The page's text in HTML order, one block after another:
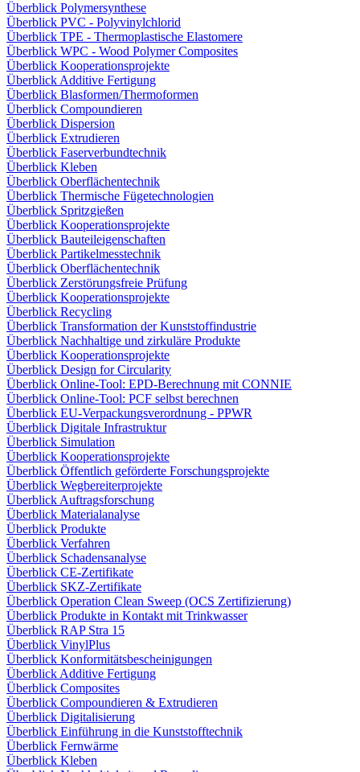
Überblick Polymersynthese
Überblick PVC - Polyvinylchlorid
Überblick TPE - Thermoplastische Elastomere
Überblick WPC - Wood Polymer Composites
Überblick Kooperationsprojekte
Überblick Additive Fertigung
Überblick Blasformen/Thermoformen
Überblick Compoundieren
Überblick Dispersion
Überblick Extrudieren
Überblick Faserverbundtechnik
Überblick Kleben
Überblick Oberflächentechnik
Überblick Thermische Fügetechnologien
Überblick Spritzgießen
Überblick Kooperationsprojekte
Überblick Bauteileigenschaften
Überblick Partikelmesstechnik
Überblick Oberflächentechnik
Überblick Zerstörungsfreie Prüfung
Überblick Kooperationsprojekte
Überblick Recycling
Überblick Transformation der Kunststoffindustrie
Überblick Nachhaltige und zirkuläre Produkte
Überblick Kooperationsprojekte
Überblick Design for Circularity
Überblick Online-Tool: EPD-Berechnung mit CONNIE
Überblick Online-Tool: PCF selbst berechnen
Überblick EU-Verpackungsverordnung - PPWR
Überblick Digitale Infrastruktur
Überblick Simulation
Überblick Kooperationsprojekte
Überblick Öffentlich geförderte Forschungsprojekte
Überblick Wegbereiterprojekte
Überblick Auftragsforschung
Überblick Materialanalyse
Überblick Produkte
Überblick Verfahren
Überblick Schadensanalyse
Überblick CE-Zertifikate
Überblick SKZ-Zertifikate
Überblick Operation Clean Sweep (OCS Zertifizierung)
Überblick Produkte in Kontakt mit Trinkwasser
Überblick RAP Stra 15
Überblick VinylPlus
Überblick Konformitätsbescheinigungen
Überblick Additive Fertigung
Überblick Composites
Überblick Compoundieren & Extrudieren
Überblick Digitalisierung
Überblick Einführung in die Kunststofftechnik
Überblick Fernwärme
Überblick Kleben